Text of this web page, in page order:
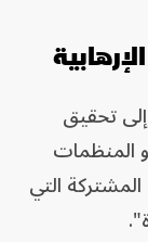
تحقيق
المنظمات
التي